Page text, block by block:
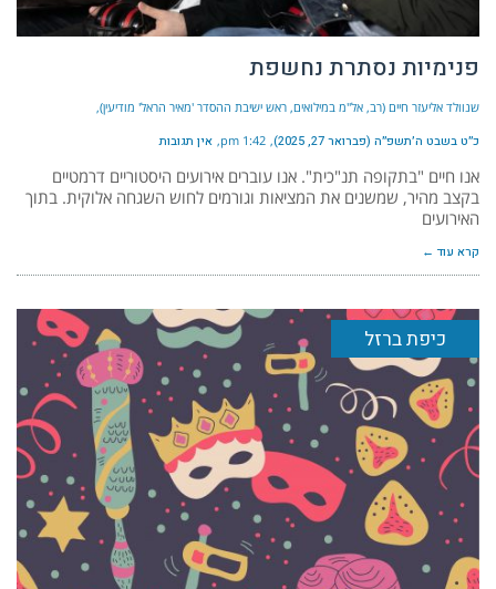
פנימיות נסתרת נחשפת
שנוולד אליעזר חיים (רב, אל"מ במילואים, ראש ישיבת ההסדר 'מאיר הראל' מודיעין)
כ״ט בשבט ה׳תשפ״ה (פברואר 27, 2025) 1:42 pm אין תגובות
אנו חיים "בתקופה תנ"כית". אנו עוברים אירועים היסטוריים דרמטיים
בקצב מהיר, שמשנים את המציאות וגורמים לחוש השגחה אלוקית. בתוך
האירועים
קרא עוד ←
כיפת ברזל